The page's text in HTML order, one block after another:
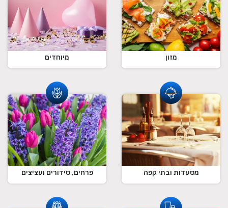
מזון מיוחדים
מסעדות ובתי קפה פרחים, סידורים ועציצים